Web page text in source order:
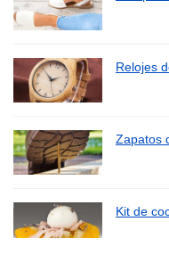
Relojes
Zapatos
Kit de